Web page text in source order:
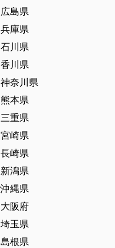
広島県
兵庫県
石川県
香川県
神奈川県
熊本県
三重県
宮崎県
長崎県
新潟県
沖縄県
大阪府
埼玉県
島根県